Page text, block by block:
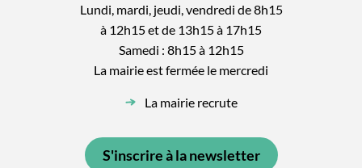
Lundi, mardi, jeudi, vendredi de 8h15
à 12h15 et de 13h15 à 17h15
Samedi : 8h15 à 12h15
La mairie est fermée le mercredi
La mairie recrute
S'inscrire à la newsletter